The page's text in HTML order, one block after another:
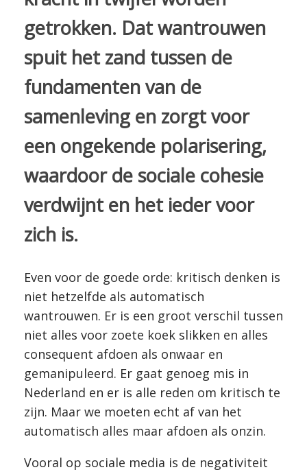
getrokken. Dat wantrouwen
spuit het zand tussen de
fundamenten van de
samenleving en zorgt voor
een ongekende polarisering,
waardoor de sociale cohesie
verdwijnt en het ieder voor
zich is.
Even voor de goede orde: kritisch denken is
niet hetzelfde als automatisch
wantrouwen. Er is een groot verschil tussen
niet alles voor zoete koek slikken en alles
consequent afdoen als onwaar en
gemanipuleerd. Er gaat genoeg mis in
Nederland en er is alle reden om kritisch te
zijn. Maar we moeten echt af van het
automatisch alles maar afdoen als onzin.
Vooral op sociale media is de negativiteit